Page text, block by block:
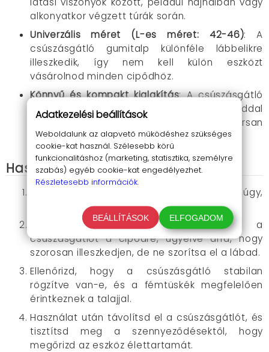
alkonyatkor végzett túrák során.
Univerzális méret (L-es méret: 42-46):A
csúszásgátló gumitalp különféle lábbelikre
illeszkedik, így nem kell külön eszközt
vásárolnod minden cipődhöz.
Könnyű és kompakt kialakítás:A csúszásgátló
könnyen hordozható, így bármikor magaddal
viheted, és szükség esetén gyorsan
felhelyezheted a cipődre.
Használati útmutató
Helyezd a csúszásgátlót a cipőd talpára úgy,
hogy a fémtüskék lefelé nézzenek.
A pántok segítségével rögzítsd a
csúszásgátlót a cipődre, ügyelve arra, hogy
szorosan illeszkedjen, de ne szorítsa el a lábad.
Ellenőrizd, hogy a csúszásgátló stabilan
rögzítve van-e, és a fémtüskék megfelelően
érintkeznek a talajjal.
Használat után távolítsd el a csúszásgátlót, és
tisztítsd meg a szennyeződésektől, hogy
megőrizd az eszköz élettartamát.
Adatkezelési beállítások
Weboldalunk az alapvető működéshez szükséges
cookie-kat használ. Szélesebb körű
funkcionalitáshoz (marketing, statisztika, személyre
szabás) egyéb cookie-kat engedélyezhet.
Részletesebb információk.
BEÁLLÍTÁSOK ELFOGADOM